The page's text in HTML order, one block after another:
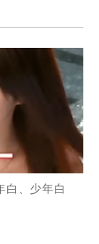
白、少年白